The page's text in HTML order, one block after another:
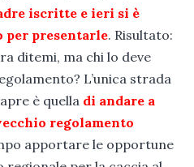
iscritte e ieri si è
presentarle. Risultato:
ditemi, ma chi lo deve
L’unica strada
è quella di andare a
regolamento
apportare le opportune